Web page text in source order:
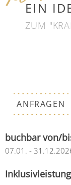
EIN
ZUM
ANFRAGEN
buchbar von/
07.01. -